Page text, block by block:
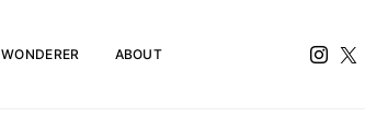
WONDERER ABOUT